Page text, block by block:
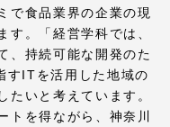
で食品業界の企業の現
す。「経営学科では、
、持続可能な開発のた
すITを活用した地域の
たいと考えています。
トを得ながら、神奈川